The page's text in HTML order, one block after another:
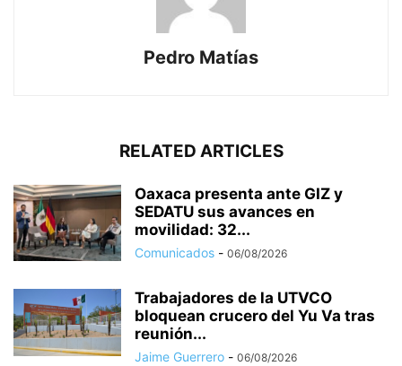
Pedro Matías
RELATED ARTICLES
Oaxaca presenta ante GIZ y
SEDATU sus avances en
movilidad: 32...
Comunicados - 06/08/2026
Trabajadores de la UTVCO
bloquean crucero del Yu Va tras
reunión...
Jaime Guerrero - 06/08/2026